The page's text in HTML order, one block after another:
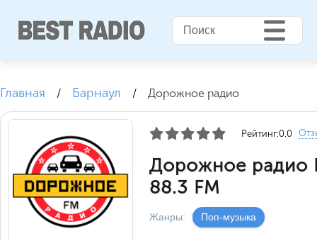
Главная / Барнаул / Дорожное радио
Рейтинг:0.0
Дорожное радио
88.3 FM
Жанры: Поп-музыка